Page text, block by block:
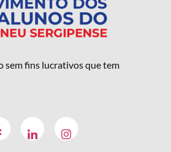
sem fins lucrativos que tem